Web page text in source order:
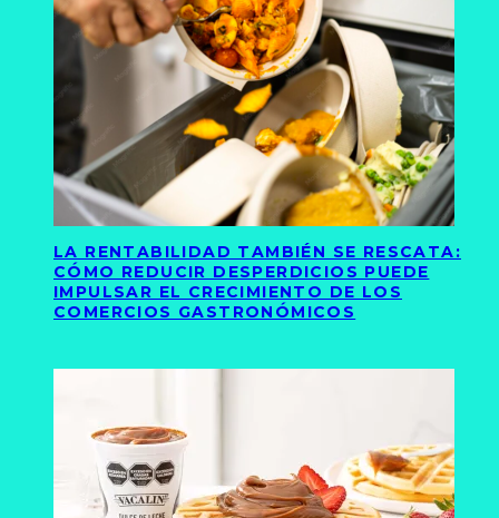
LA RENTABILIDAD TAMBIÉN SE RESCATA:
CÓMO REDUCIR DESPERDICIOS PUEDE
IMPULSAR EL CRECIMIENTO DE LOS
COMERCIOS GASTRONÓMICOS